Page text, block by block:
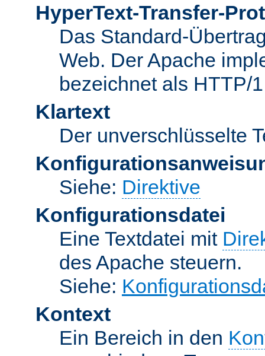
HyperText-Transfer-
Das Standard-
Web. Der Apache
bezeichnet als HTTP/
Klartext
Der unverschlüsselte
Siehe: Direktive
Konfigurationsdatei
Eine Textdatei mit
des Apache steuern.
Siehe:
Kontext
Ein Bereich in den